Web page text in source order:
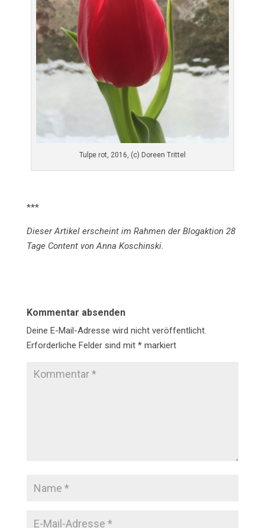
Tulpe rot, 2016, (c) Doreen Trittel
***
Dieser Artikel erscheint im Rahmen der Blogaktion 28
Tage Content von Anna Koschinski.
Kommentar absenden
Deine E-Mail-Adresse wird nicht veröffentlicht.
Erforderliche Felder sind mit *markiert